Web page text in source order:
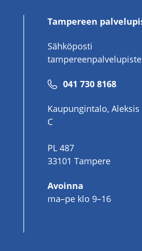
Tampereen
Sähköposti
Puhelinnumero
041 730 8168
Kaupungintalo,
C
PL 487
33101 Tampere
Avoinna
ma–pe klo 9–16